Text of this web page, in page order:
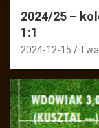
2024/25 –
1:1
2024-12-15